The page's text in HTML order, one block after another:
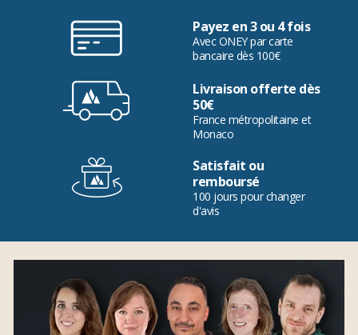
Payez en 3 ou 4 fois
Avec ONEY par carte
bancaire dès 100€
Livraison offerte dès
50€
France métropolitaine et
Monaco
Satisfait ou
remboursé
100 jours pour changer
d'avis